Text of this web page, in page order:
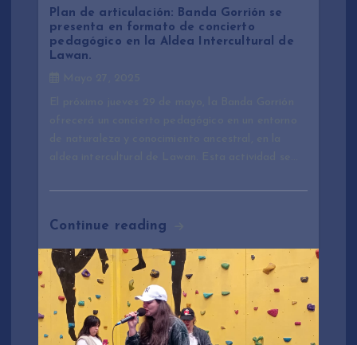
a
s
Plan de articulación: Banda Gorrión se
presenta en formato de concierto
pedagógico en la Aldea Intercultural de
Lawan.
Continue reading